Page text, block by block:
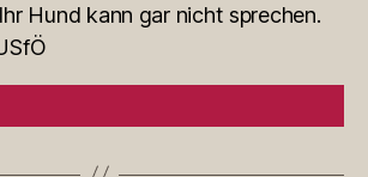
Hund kann gar nicht sprechen.